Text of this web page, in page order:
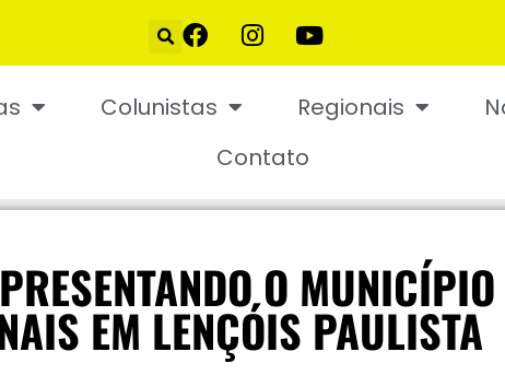
Colunistas Regionais
Contato
O MUNICÍPIO
EM LENÇÓIS PAULISTA